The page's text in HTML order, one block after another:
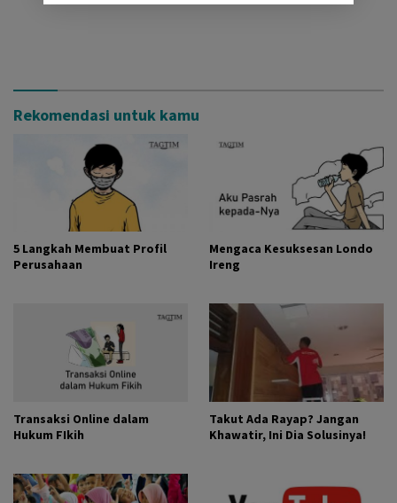
Rekomendasi untuk kamu
5 Langkah Membuat Profil
Perusahaan
Mengaca Kesuksesan Londo
Ireng
Transaksi Online dalam
Hukum FIkih
Takut Ada Rayap? Jangan
Khawatir, Ini Dia Solusinya!